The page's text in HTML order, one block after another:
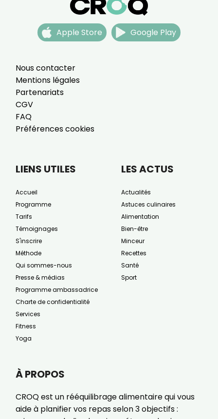
Nous contacter
Mentions légales
Partenariats
CGV
FAQ
Préférences cookies
Apple Store Google Play
À PROPOS
CROQ est un rééquilibrage alimentaire qui vous
aide à planifier vos repas selon 3 objectifs :
LIENS UTILES
Accueil
Programme
Tarifs
Témoignages
S'inscrire
Méthode
Qui sommes-nous
Presse & médias
Programme ambassadrice
Charte de confidentialité
Services
Fitness
Yoga
LES ACTUS
Actualités
Astuces culinaires
Alimentation
Bien-être
Minceur
Recettes
Santé
Sport